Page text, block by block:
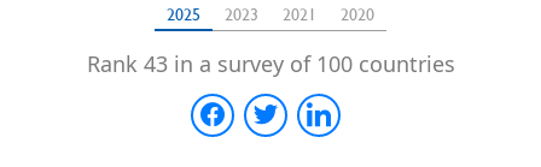
2025 2023 2021 2020
Rank 43 in a survey of 100 countries